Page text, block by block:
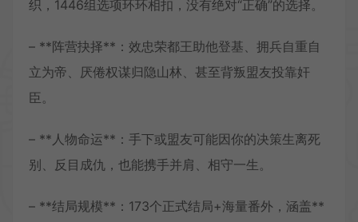
织，1446组选项环环相扣，没有绝对“正确”的选择。
– **阵营抉择**：效忠荣都王助他登基、拥兵自重自
立为帝、厌倦权谋归隐山林、甚至背叛盟友投靠奸
臣。
– **人物命运**：手下或盟友可能因你的决策生离死
别、反目成仇，也能携手并肩、相守一生。
– **结局规模**：173个正式结局+海量番外，涵盖**